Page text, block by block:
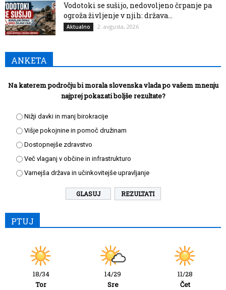
Vodotoki se sušijo, nedovoljeno črpanje pa
ogroža življenje v njih: država...
Aktualno 2. avgusta, 2026
ANKETA
Na katerem področju bi morala slovenska vlada po vašem mnenju
najprej pokazati boljše rezultate?
Nižji davki in manj birokracije
Višje pokojnine in pomoč družinam
Dostopnejše zdravstvo
Več vlaganj v občine in infrastrukturo
Varnejša država in učinkovitejše upravljanje
REZULTATI
PTUJ
18/34
Tor
14/29
Sre
11/28
Čet